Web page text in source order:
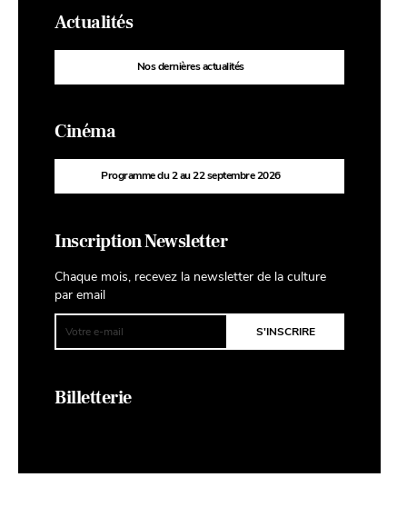
Actualités
Nos dernières actualités
Cinéma
Programme du 2 au 22 septembre 2026
Inscription Newsletter
Chaque mois, recevez la newsletter de la culture
par email
Billetterie